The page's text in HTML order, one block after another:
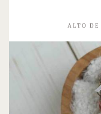
ALTO DE